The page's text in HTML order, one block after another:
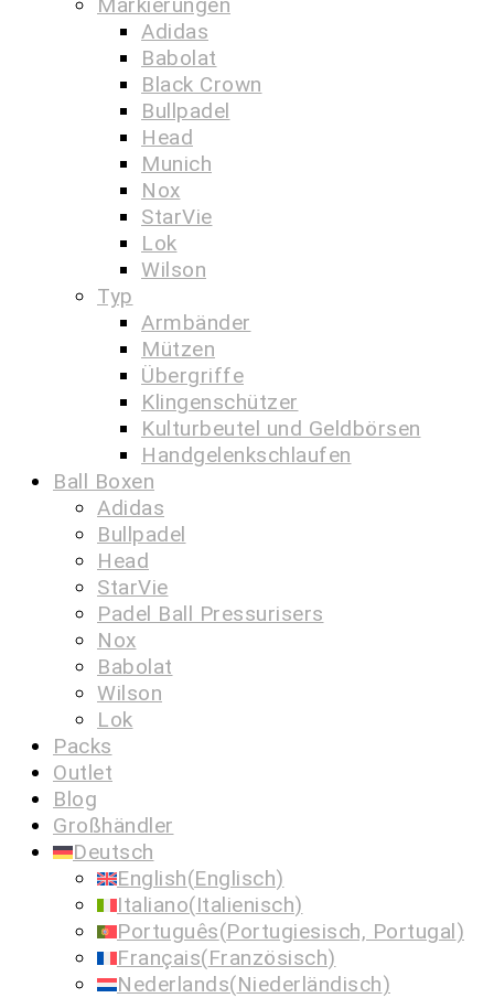
Adidas
Babolat
Black Crown
Bullpadel
Head
Munich
Nox
StarVie
Lok
Wilson
Typ
Armbänder
Mützen
Übergriffe
Klingenschützer
Kulturbeutel und Geldbörsen
Handgelenkschlaufen
Ball Boxen
Adidas
Bullpadel
Head
StarVie
Padel Ball Pressurisers
Nox
Babolat
Wilson
Lok
Packs
Outlet
Blog
Großhändler
Deutsch
English(Englisch)
Italiano(Italienisch)
Português(Portugiesisch, Portugal)
Français(Französisch)
Nederlands(Niederländisch)